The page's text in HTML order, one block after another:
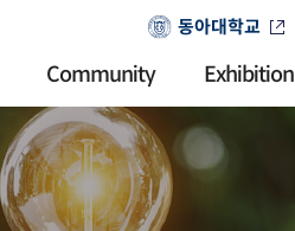
동아대학교
Community Exhibition